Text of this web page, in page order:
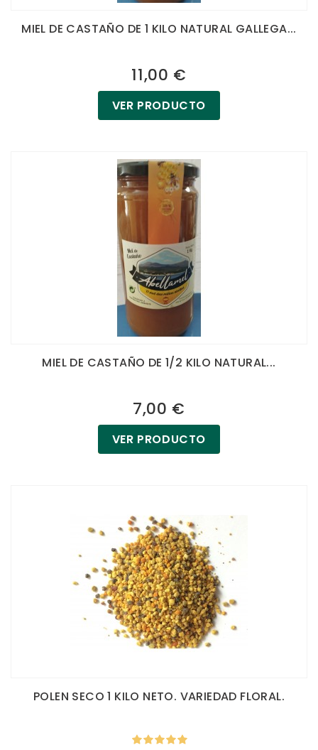
MIEL DE CASTAÑO DE 1 KILO NATURAL GALLEGA...
11,00 €
VER PRODUCTO
MIEL DE CASTAÑO DE 1/2 KILO NATURAL...
7,00 €
VER PRODUCTO
POLEN SECO 1 KILO NETO. VARIEDAD FLORAL.